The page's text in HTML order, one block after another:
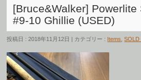
[Bruce&Walker] Powerlite
#9-10 Ghillie (USED)
投稿日 : 2018年11月12日 | カテゴリー : Items ,SOLD